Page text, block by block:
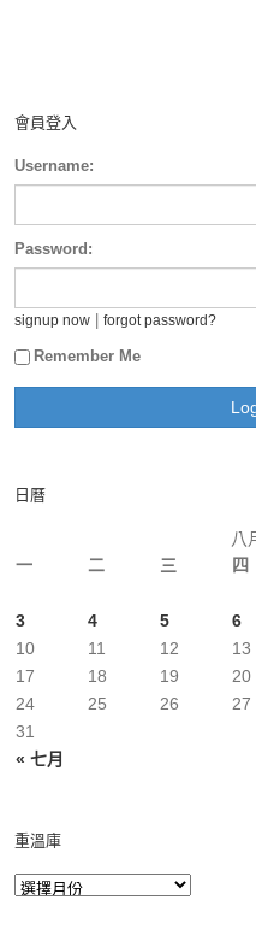
會員登入
Username:
Password:
signup now forgot password?
Remember Me
日曆
八
一
二 三 四
« 七月
3
4 5 6
10
11 12 13
17
18 19 20
24
25 26 27
31
重溫庫